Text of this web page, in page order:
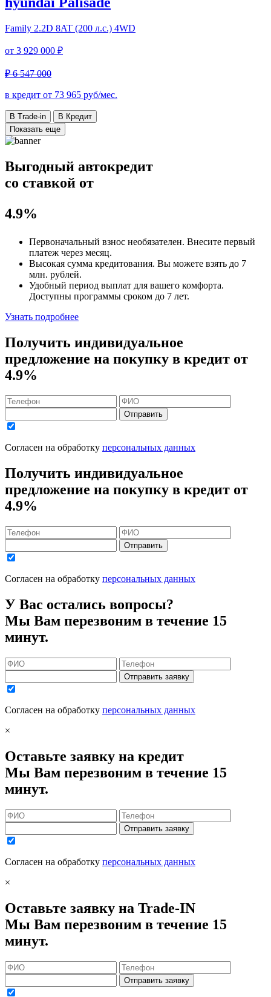
Family 2.2D 8AT (200 л.с.) 4WD
от 3 929 000 ₽
₽ 6 547 000
в кредит от 73 965 руб/мес.
В Trade-in
В Кредит
Показать еще
Выгодный автокредит
со ставкой от
4.9%
Первоначальный взнос необязателен. Внесите первый
платеж через месяц.
Высокая сумма кредитования. Вы можете взять до 7
млн. рублей.
Удобный период выплат для вашего комфорта.
Доступны программы сроком до 7 лет.
Узнать подробнее
Получить индивидуальное
предложение на покупку в кредит от
4.9%
Отправить
Согласен на обработку персональных данных
Получить индивидуальное
предложение на покупку в кредит от
4.9%
Отправить
Согласен на обработку персональных данных
У Вас остались вопросы?
Мы Вам перезвоним в течение 15
минут.
Отправить заявку
Согласен на обработку персональных данных
×
Оставьте заявку на кредит
Мы Вам перезвоним в течение 15
минут.
Отправить заявку
Согласен на обработку персональных данных
×
Оставьте заявку на Trade-IN
Мы Вам перезвоним в течение 15
минут.
Отправить заявку